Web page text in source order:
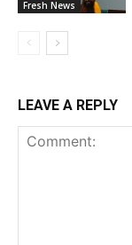
Fresh News
LEAVE A REPLY